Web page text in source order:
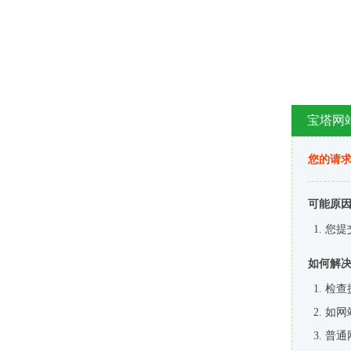
宝塔网
您的请
可能原
您提
如何解
检查
如网
普通